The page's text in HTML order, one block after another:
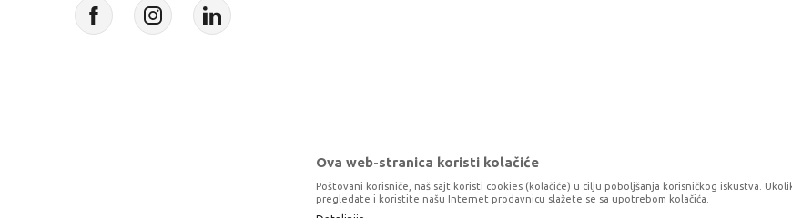
Ova web-stranica koristi kolačiće
Poštovani korisniče, naš sajt koristi cookies (kolačiće) u cilju poboljšanja korisničkog iskustva.
pregledate i koristite našu Internet prodavnicu slažete se sa upotrebom kolačića.